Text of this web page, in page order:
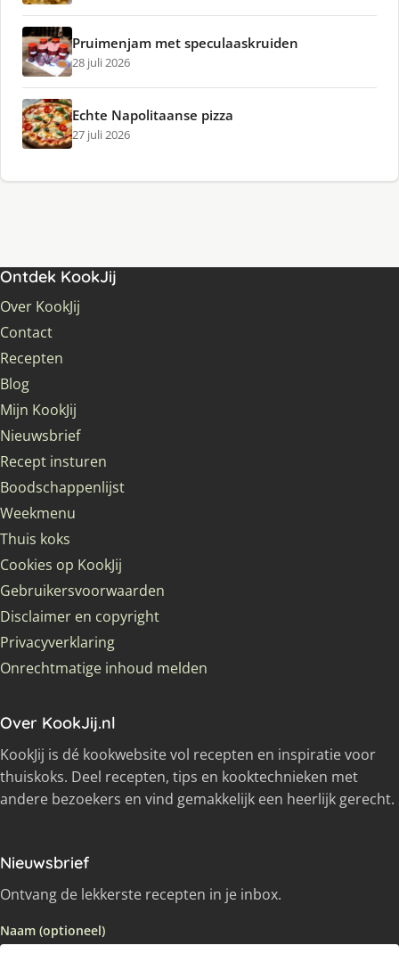
Pruimenjam met speculaaskruiden
28 juli 2026
Echte Napolitaanse pizza
27 juli 2026
Ontdek KookJij
Over KookJij
Contact
Recepten
Blog
Mijn KookJij
Nieuwsbrief
Recept insturen
Boodschappenlijst
Weekmenu
Thuis koks
Cookies op KookJij
Gebruikersvoorwaarden
Disclaimer en copyright
Privacyverklaring
Onrechtmatige inhoud melden
Over KookJij.nl
KookJij is dé kookwebsite vol recepten en inspiratie voor
thuiskoks. Deel recepten, tips en kooktechnieken met
andere bezoekers en vind gemakkelijk een heerlijk gerecht.
Nieuwsbrief
Ontvang de lekkerste recepten in je inbox.
Naam (optioneel)